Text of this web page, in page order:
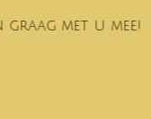
graag met u mee!